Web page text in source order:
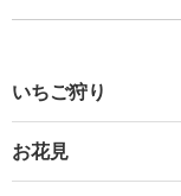
いちご狩り
お花見